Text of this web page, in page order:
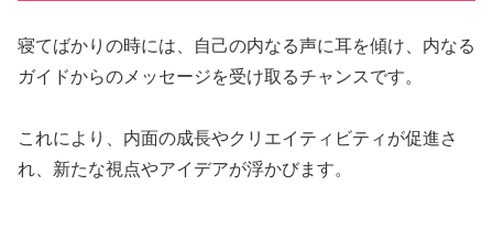
寝てばかりの時には、自己の内なる声に耳を傾け、内なる
ガイドからのメッセージを受け取るチャンスです。
これにより、内面の成長やクリエイティビティが促進さ
れ、新たな視点やアイデアが浮かびます。